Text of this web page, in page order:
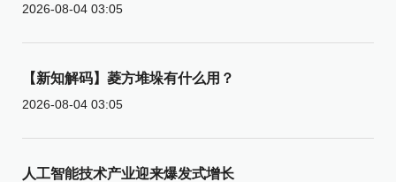
2026-08-04 03:05
【新知解码】菱方堆垛有什么用？
2026-08-04 03:05
人工智能技术产业迎来爆发式增长